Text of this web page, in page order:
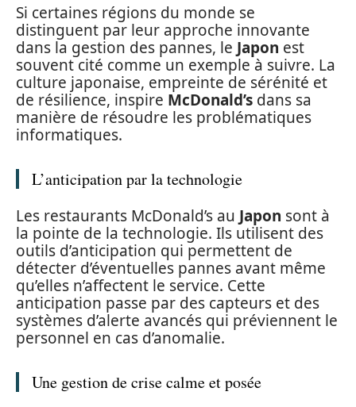
Si certaines régions du monde se
distinguent par leur approche innovante
dans la gestion des pannes, le Japon est
souvent cité comme un exemple à suivre. La
culture japonaise, empreinte de sérénité et
de résilience, inspire McDonald’s dans sa
manière de résoudre les problématiques
informatiques.
L’anticipation par la technologie
Les restaurants McDonald’s au Japon sont à
la pointe de la technologie. Ils utilisent des
outils d’anticipation qui permettent de
détecter d’éventuelles pannes avant même
qu’elles n’affectent le service. Cette
anticipation passe par des capteurs et des
systèmes d’alerte avancés qui préviennent le
personnel en cas d’anomalie.
Une gestion de crise calme et posée